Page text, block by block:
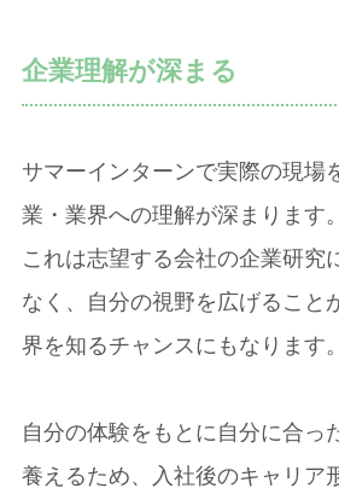
企業理解が深まる
サマーインターンで実際の現場
業・業界への理解が深まります。
これは志望する会社の企業研究
なく、自分の視野を広げること
界を知るチャンスにもなります。
自分の体験をもとに自分に合っ
養えるため、入社後のキャリア